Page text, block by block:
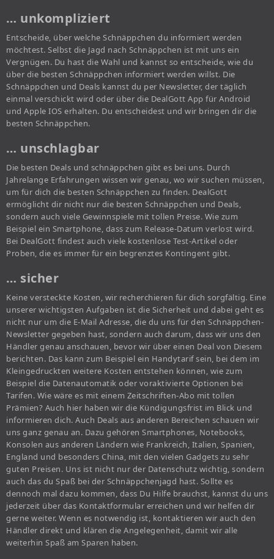
… unkompliziert
Entscheide, über welche Schnäppchen du informiert werden
möchtest. Selbst die Jagd nach Schnäppchen ist mit uns ein
Vergnügen. Du hast die Wahl und kannst so entscheide, wie du
über die besten Schnäppchen informiert werden willst. Die
Schnäppchen und Deals kannst du per Newsletter, der täglich
einmal verschickt wird oder über die DealGott App für Android
und Apple IOS erhalten. Du entscheidest und wir bringen dir die
besten Schnäppchen.
… unschlagbar
Die besten Deals und schnäppchen gibt es bei uns. Durch
Jahrelange Erfahrungen wissen wir genau, wo wir suchen müssen,
um für dich die besten Schnäppchen zu finden. DealGott
ermöglicht dir nicht nur die besten Schnäppchen und Deals,
sondern auch viele Gewinnspiele mit tollen Preise. Wie zum
Beispiel ein Smartphone, dass zum Release-Datum verlost wird.
Bei DealGott findest auch viele kostenlose Test-Artikel oder
Proben, die es immer für ein begrenztes Kontingent gibt.
… sicher
Keine versteckte Kosten, wir recherchieren für dich sorgfältig. Eine
unserer wichtigsten Aufgaben ist die Sicherheit und dabei geht es
nicht nur um die E-Mail Adresse, die du uns für den Schnäppchen-
Newsletter gegeben hast, sondern auch darum, dass wir uns den
Händler genau anschauen, bevor wir über einen Deal von Diesem
berichten. Das kann zum Beispiel ein Handytarif sein, bei dem im
Kleingedruckten weitere Kosten entstehen können, wie zum
Beispiel die Datenautomatik oder voraktivierte Optionen bei
Tarifen. Wie wäre es mit einem Zeitschriften-Abo mit tollen
Prämien? Auch hier haben wir die Kündigungsfrist im Blick und
informieren dich. Auch Deals aus anderen Bereichen schauen wir
uns ganz genau an. Dazu gehören Smartphones, Notebooks,
Konsolen aus anderen Ländern wie Frankreich, Italien, Spanien,
England und besonders China, mit den vielen Gadgets zu sehr
guten Preisen. Uns ist nicht nur der Datenschutz wichtig, sondern
auch das du Spaß bei der Schnäppchenjagd hast. Sollte es
dennoch mal dazu kommen, dass Du Hilfe brauchst, kannst du uns
jederzeit über das Kontaktformular erreichen und wir helfen dir
gerne weiter. Wenn es notwendig ist, kontaktieren wir auch den
Händler direkt und klären die Angelegenheit, damit wir alle
weiterhin Spaß am Sparen haben.